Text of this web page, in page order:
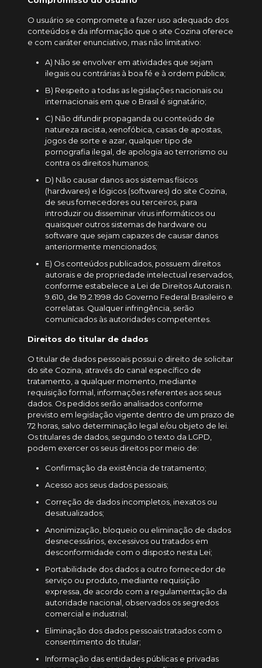
O usuário se compromete a fazer uso adequado dos
conteúdos e da informação que o site Cozina oferece
e com caráter enunciativo, mas não limitativo:
A) Não se envolver em atividades que sejam
ilegais ou contrárias à boa fé e à ordem pública;
B) Respeito a todas as legislações nacionais ou
internacionais em que o Brasil é signatário;
C) Não difundir propaganda ou conteúdo de
natureza racista, xenofóbica, casas de apostas,
jogos de sorte e azar, qualquer tipo de
pornografia ilegal, de apologia ao terrorismo ou
contra os direitos humanos;
D) Não causar danos aos sistemas físicos
(hardwares) e lógicos (softwares) do site Cozina,
de seus fornecedores ou terceiros, para
introduzir ou disseminar vírus informáticos ou
quaisquer outros sistemas de hardware ou
software que sejam capazes de causar danos
anteriormente mencionados;
E) Os conteúdos publicados, possuem direitos
autorais e de propriedade intelectual reservados,
conforme estabelece a Lei de Direitos Autorais n.
9.610, de 19.2.1998 do Governo Federal Brasileiro e
correlatas. Qualquer infringência, serão
comunicados às autoridades competentes.
Direitos do titular de dados
O titular de dados pessoais possui o direito de solicitar
do site Cozina, através do canal específico de
tratamento, a qualquer momento, mediante
requisição formal, informações referentes aos seus
dados. Os pedidos serão analisados conforme
previsto em legislação vigente dentro de um prazo de
72 horas, salvo determinação legal e/ou objeto de lei.
Os titulares de dados, segundo o texto da LGPD,
podem exercer os seus direitos por meio de:
Confirmação da existência de tratamento;
Acesso aos seus dados pessoais;
Correção de dados incompletos, inexatos ou
desatualizados;
Anonimização, bloqueio ou eliminação de dados
desnecessários, excessivos ou tratados em
desconformidade com o disposto nesta Lei;
Portabilidade dos dados a outro fornecedor de
serviço ou produto, mediante requisição
expressa, de acordo com a regulamentação da
autoridade nacional, observados os segredos
comercial e industrial;
Eliminação dos dados pessoais tratados com o
consentimento do titular;
Informação das entidades públicas e privadas